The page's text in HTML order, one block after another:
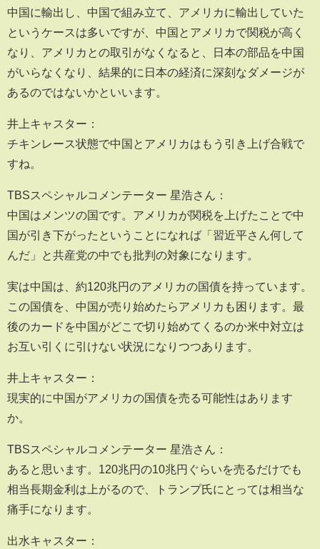
中国に輸出し、中国で組み立て、アメリカに輸出していた
というケースは多いですが、中国とアメリカで関税が高く
なり、アメリカとの取引がなくなると、日本の部品を中国
がいらなくなり、結果的に日本の経済に深刻なダメージが
あるのではないかといいます。
井上キャスター：
チキンレース状態で中国とアメリカはもう引き上げ合戦で
すね。
TBSスペシャルコメンテーター 星浩さん：
中国はメンツの国です。アメリカが関税を上げたことで中
国が引き下がったということになれば「習近平さん何して
んだ」と共産党の中でも批判の対象になります。
実は中国は、約120兆円のアメリカの国債を持っています。
この国債を、中国が売り始めたらアメリカも困ります。最
後のカードを中国がどこで切り始めてくるのか米中対立は
お互い引くに引けない状況になりつつあります。
井上キャスター：
現実的に中国がアメリカの国債を売る可能性はあります
か。
TBSスペシャルコメンテーター 星浩さん：
あると思います。120兆円の10兆円ぐらいを売るだけでも
相当長期金利は上がるので、トランプ氏にとっては相当な
痛手になります。
出水キャスター：